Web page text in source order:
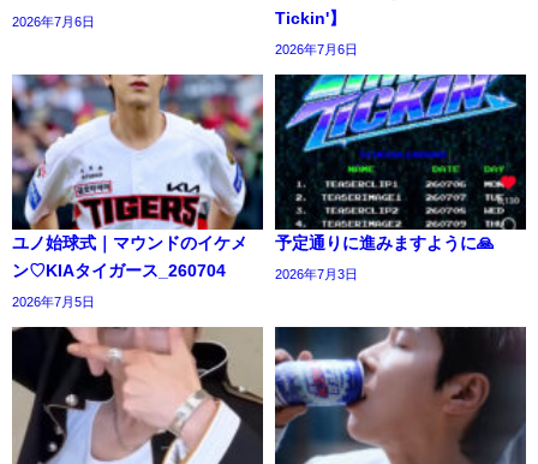
2026年7月6日
Tickin'】
2026年7月6日
ユノ始球式｜マウンドのイケメ
ン♡KIAタイガース_260704
2026年7月5日
予定通りに進みますように🙏
2026年7月3日